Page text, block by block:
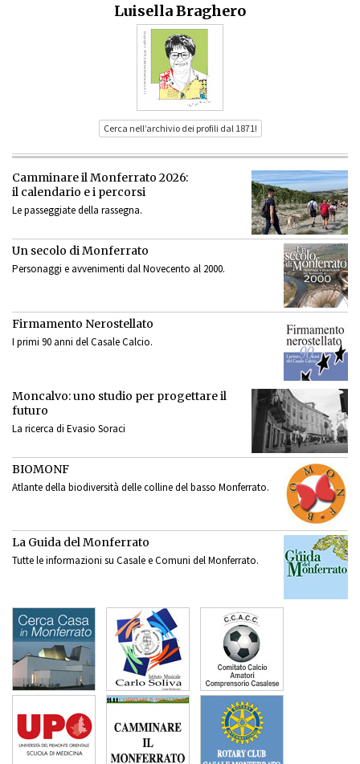
Luisella Braghero
Cerca nell’archivio dei profili dal 1871!
Camminare il Monferrato 2026:
il calendario e i percorsi
Le passeggiate della rassegna.
Un secolo di Monferrato
Personaggi e avvenimenti dal Novecento al 2000.
Firmamento Nerostellato
I primi 90 anni del Casale Calcio.
Moncalvo: uno studio per progettare il
futuro
La ricerca di Evasio Soraci
BIOMONF
Atlante della biodiversità delle colline del basso Monferrato.
La Guida del Monferrato
Tutte le informazioni su Casale e Comuni del Monferrato.